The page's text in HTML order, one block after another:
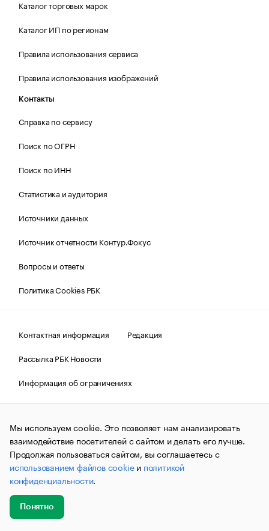
Каталог торговых марок
Каталог ИП по регионам
Правила использования сервиса
Правила использования изображений
Контакты
Справка по сервису
Поиск по ОГРН
Поиск по ИНН
Статистика и аудитория
Источники данных
Источник отчетности Контур.Фокус
Вопросы и ответы
Политика Cookies РБК
Контактная информация
Редакция
Рассылка РБК Новости
Информация об ограничениях
Правовая информация
О соблюдении авторских прав
© АО «РОСБИЗНЕСКОНСАЛТИНГ»,1995–2026.Сообщения
и материалы информационного агентства «РБК»
(зарегистрировано Федеральной службой по надзору в сфере
связи, информационных технологий и массовых
коммуникаций (Роскомнадзор) 09.12.2015 за номером ИА
№ФС77-63848) сопровождаются пометкой «РБК». Отдельные
публикации могут содержать информацию,
не предназначенную для пользователей
до 18 лет.
Мы используем cookie. Это позволяет нам анализировать
взаимодействие посетителей с сайтом и делать его лучше.
Продолжая пользоваться сайтом, вы соглашаетесь с
использованием файлов cookieи политикой
конфиденциальности.
Понятно